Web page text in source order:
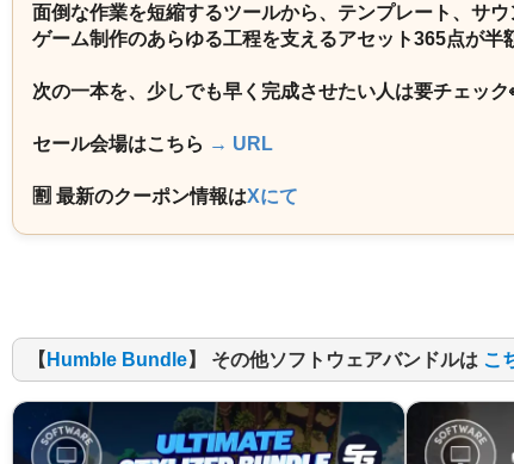
面倒な作業を短縮するツールから、テンプレート、サ
ゲーム制作のあらゆる工程を支えるアセット365点が半
次の一本を、少しでも早く完成させたい人は要チェック
セール会場はこちら → URL
🈹 最新のクーポン情報はXにて
【 Humble Bundle】 その他ソフトウェアバンドルは こ